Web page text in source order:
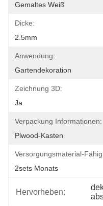
Gemaltes Weiß
Dicke:
2.5mm
Anwendung:
Gartendekoration
Zeichnung 3D:
Ja
Verpackung Informationen:
Plwood-Kasten
Versorgungsmaterial-
2sets Monats
Hervorheben: